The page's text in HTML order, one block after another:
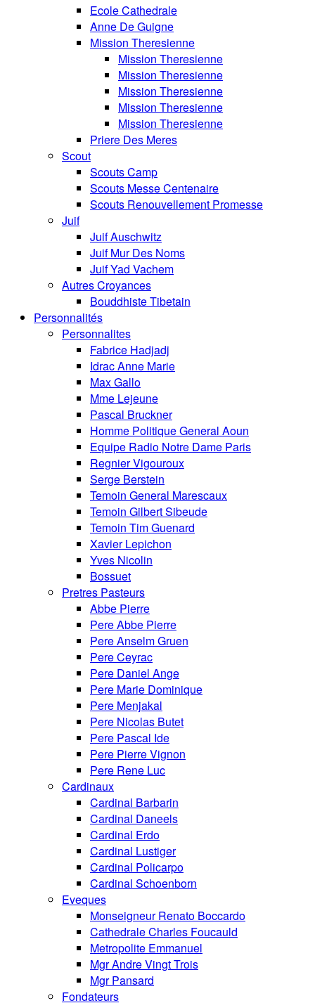
Ecole Cathedrale
Anne De Guigne
Mission Theresienne
Mission Theresienne
Mission Theresienne
Mission Theresienne
Mission Theresienne
Mission Theresienne
Priere Des Meres
Scout
Scouts Camp
Scouts Messe Centenaire
Scouts Renouvellement Promesse
Juif
Juif Auschwitz
Juif Mur Des Noms
Juif Yad Vachem
Autres Croyances
Bouddhiste Tibetain
Personnalités
Personnalites
Fabrice Hadjadj
Idrac Anne Marie
Max Gallo
Mme Lejeune
Pascal Bruckner
Homme Politique General Aoun
Equipe Radio Notre Dame Paris
Regnier Vigouroux
Serge Berstein
Temoin General Marescaux
Temoin Gilbert Sibeude
Temoin Tim Guenard
Xavier Lepichon
Yves Nicolin
Bossuet
Pretres Pasteurs
Abbe Pierre
Pere Abbe Pierre
Pere Anselm Gruen
Pere Ceyrac
Pere Daniel Ange
Pere Marie Dominique
Pere Menjakal
Pere Nicolas Butet
Pere Pascal Ide
Pere Pierre Vignon
Pere Rene Luc
Cardinaux
Cardinal Barbarin
Cardinal Daneels
Cardinal Erdo
Cardinal Lustiger
Cardinal Policarpo
Cardinal Schoenborn
Eveques
Monseigneur Renato Boccardo
Cathedrale Charles Foucauld
Metropolite Emmanuel
Mgr Andre Vingt Trois
Mgr Pansard
Fondateurs